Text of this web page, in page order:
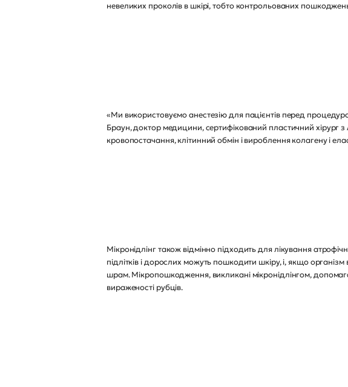
невеликих проколів в шкірі, тобто контрольованих
«Ми використовуємо анестезію для пацієнтів перед
Браун, доктор медицини, сертифікований пластичний хірург
кровопостачання, клітинний обмін і вироблення колагену і
Мікронідлінг також відмінно підходить для лікування
підлітків і дорослих можуть пошкодити шкіру, і, якщо
шрам. Мікропошкодження, викликані мікронідлінгом,
вираженості рубців.